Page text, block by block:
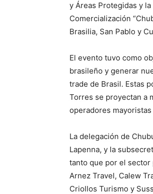
y Áreas Protegidas y
Comercialización
Brasilia, San Pablo y
El evento tuvo como
brasileño y generar
trade de Brasil. Estas
Torres se proyectan a
operadores
La delegación de
Lapenna, y la
tanto que por el
Arnez Travel, Calew
Criollos Turismo y